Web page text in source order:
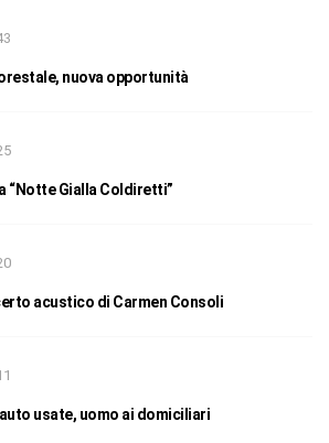
nuova opportunità
“Notte Gialla Coldiretti”
acustico di Carmen Consoli
usate, uomo ai domiciliari